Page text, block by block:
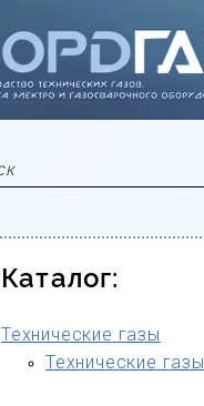
Каталог:
Технические газы
Технические газы